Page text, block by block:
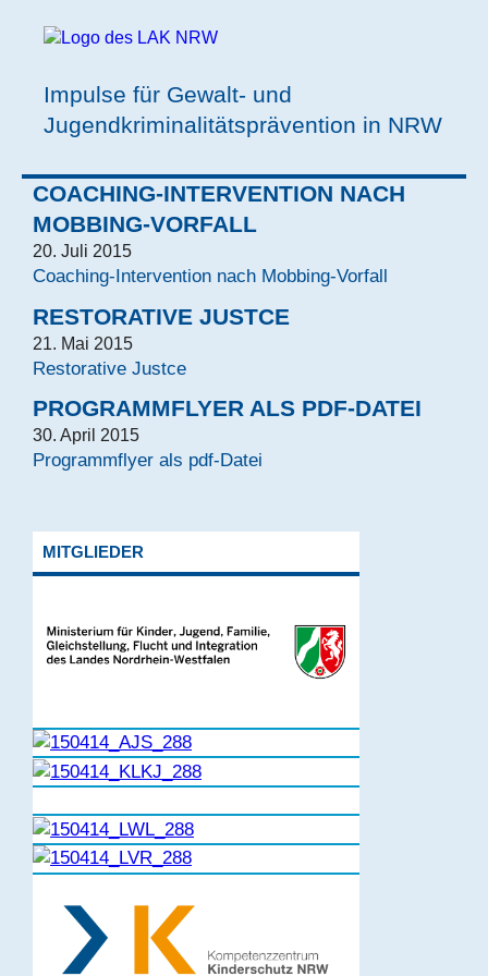
Impulse für Gewalt- und
Jugendkriminalitätsprävention in NRW
COACHING-INTERVENTION NACH
MOBBING-VORFALL
20. Juli 2015
Coaching-Intervention nach Mobbing-Vorfall
RESTORATIVE JUSTCE
21. Mai 2015
Restorative Justce
PROGRAMMFLYER ALS PDF-DATEI
30. April 2015
Programmflyer als pdf-Datei
MITGLIEDER